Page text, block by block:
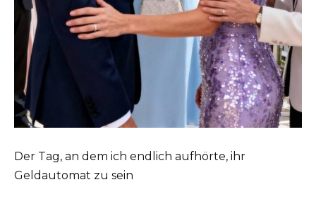
Der Tag, an dem ich endlich aufhörte, ihr
Geldautomat zu sein